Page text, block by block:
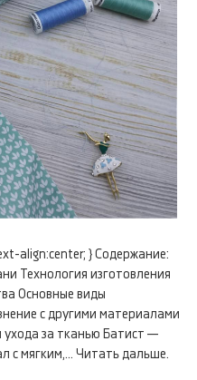
align:center; } Содержание:
Технология изготовления
Основные виды
с другими материалами
ухода за тканью Батист —
с мягким,... Читать дальше.